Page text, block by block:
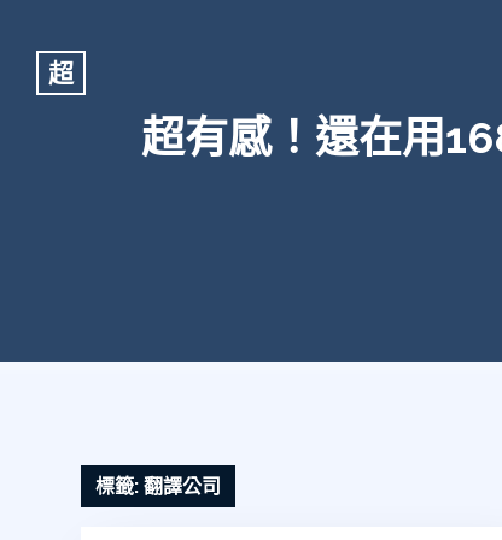
超
超有感！還在用
標籤:翻譯公司